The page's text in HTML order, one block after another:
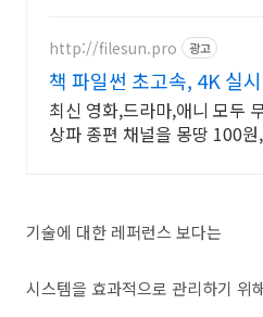
http://filesun.pro 광고
책 파일썬 초고속, 4K 실
기!
최신 영화,드라마,애니 모두
상파 종편 채널을 몽땅 100
기술에 대한 레퍼런스 보다는
시스템을 효과적으로 관리하기 위